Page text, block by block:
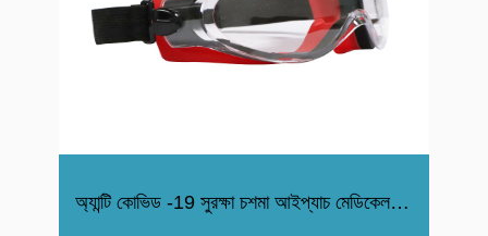
অ্যান্টি কোভিড -19 সুরক্ষা চশমা আইপ্যাচ মেডিকেল গগলস